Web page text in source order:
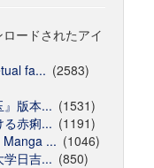
ードされたアイ
fa... (2583)
』版本... (1531)
る赤痢... (1191)
... (1046)
学日吉... (850)